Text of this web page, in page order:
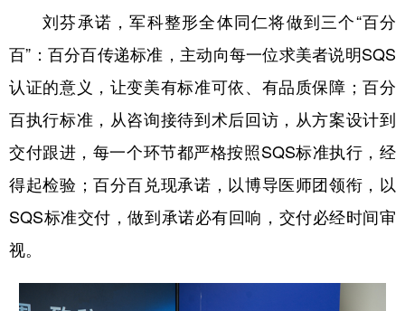
刘芬承诺，军科整形全体同仁将做到三个“百分
百”：百分百传递标准，主动向每一位求美者说明SQS
认证的意义，让变美有标准可依、有品质保障；百分
百执行标准，从咨询接待到术后回访，从方案设计到
交付跟进，每一个环节都严格按照SQS标准执行，经
得起检验；百分百兑现承诺，以博导医师团领衔，以
SQS标准交付，做到承诺必有回响，交付必经时间审
视。